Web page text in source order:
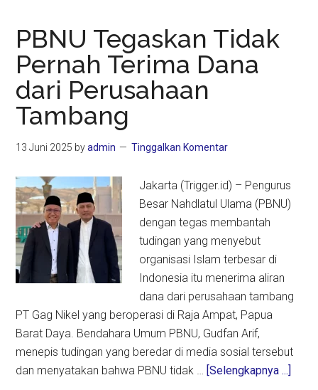
PBNU Tegaskan Tidak
Pernah Terima Dana
dari Perusahaan
Tambang
13 Juni 2025 byadmin Tinggalkan Komentar
Jakarta (Trigger.id) – Pengurus
Besar Nahdlatul Ulama (PBNU)
dengan tegas membantah
tudingan yang menyebut
organisasi Islam terbesar di
Indonesia itu menerima aliran
dana dari perusahaan tambang
PT Gag Nikel yang beroperasi di Raja Ampat, Papua
Barat Daya. Bendahara Umum PBNU, Gudfan Arif,
menepis tudingan yang beredar di media sosial tersebut
dan menyatakan bahwa PBNU tidak … [Selengkapnya ...]